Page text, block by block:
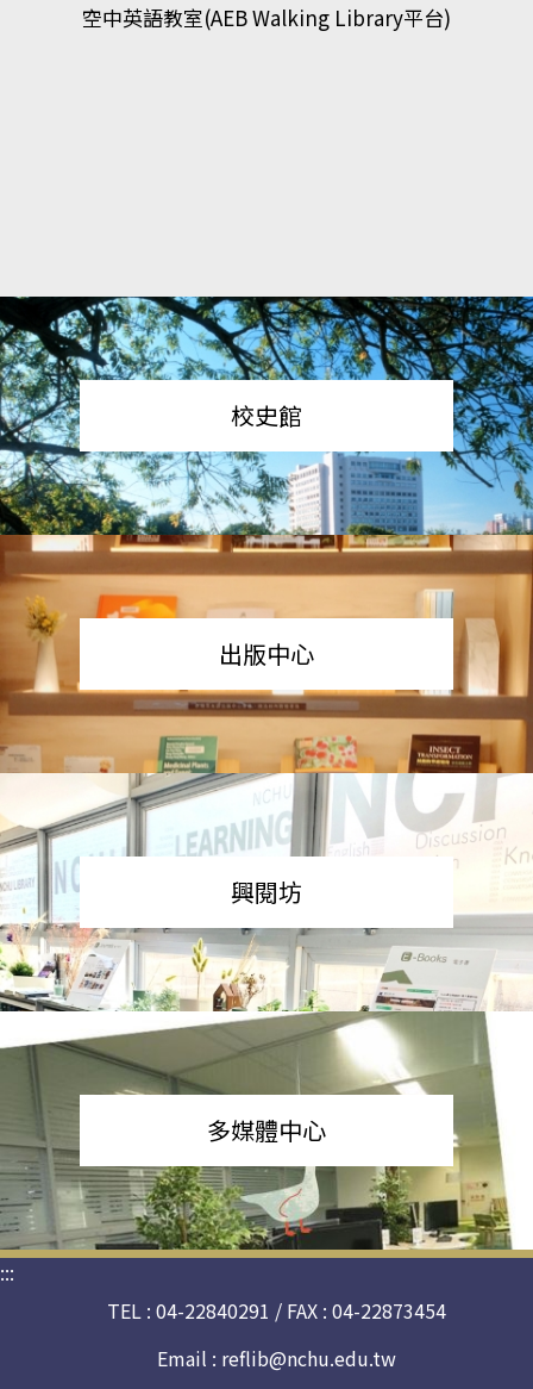
網管人(kono平台)
校史館
出版中心
興閱坊
多媒體中心
:::
TEL : 04-22840291 / FAX : 04-22873454
Email : reflib@nchu.edu.tw